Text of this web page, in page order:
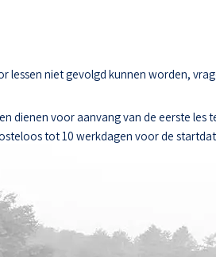
lessen niet gevolgd kunnen worden,
dienen voor aanvang van de eerste
tot 10 werkdagen voor de